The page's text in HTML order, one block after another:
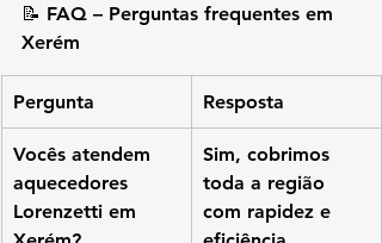
📝 FAQ – Perguntas frequentes em
Xerém
Pergunta Resposta
Vocês atendem
aquecedores
Lorenzetti em
Sim, cobrimos
toda a região
com rapidez e